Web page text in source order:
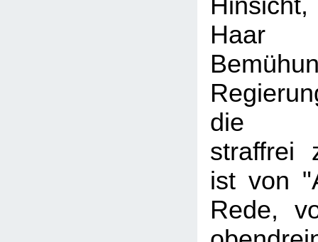
die
straffrei
ist von
Rede,